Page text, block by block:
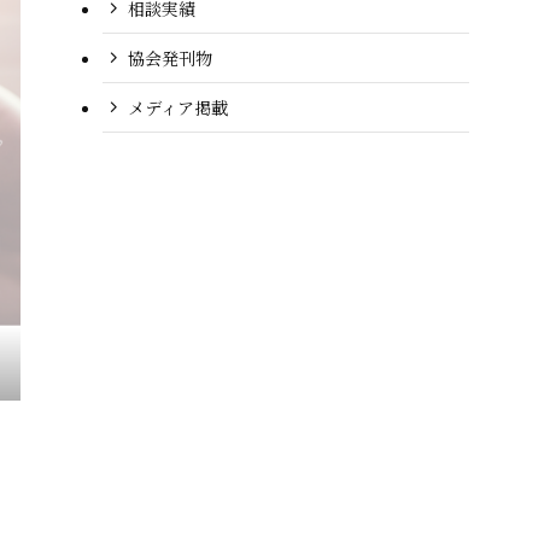
相談実績
協会発刊物
メディア掲載